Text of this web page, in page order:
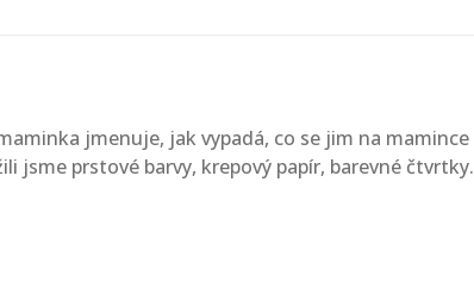
jmenuje, jak vypadá, co se jim na mamince
jsme prstové barvy, krepový papír, barevné čtvrtky.